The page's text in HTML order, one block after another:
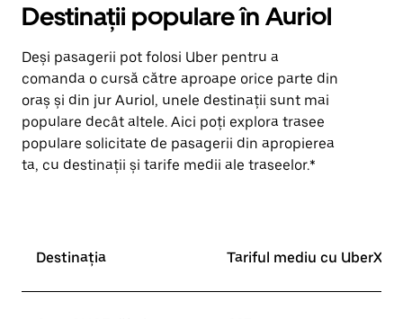
Destinații populare în Auriol
Deși pasagerii pot folosi Uber pentru a
comanda o cursă către aproape orice parte din
oraș și din jur Auriol, unele destinații sunt mai
populare decât altele. Aici poți explora trasee
populare solicitate de pasagerii din apropierea
ta, cu destinații și tarife medii ale traseelor.*
Destinația Tariful mediu cu UberX*